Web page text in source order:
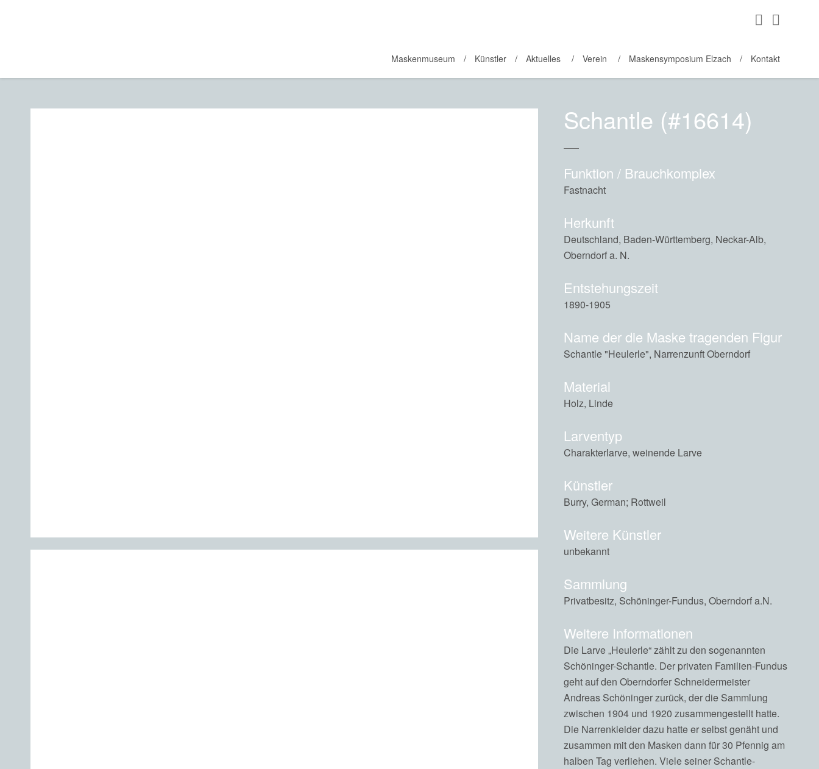
Maskenmuseum Künstler Aktuelles Verein Maskensymposium Elzach Kontakt
Schantle (#16614)
Funktion / Brauchkomplex
Fastnacht
Herkunft
Deutschland, Baden-Württemberg, Neckar-Alb,
Oberndorf a. N.
Entstehungszeit
1890-1905
Name der die Maske tragenden Figur
Schantle "Heulerle", Narrenzunft Oberndorf
Material
Holz, Linde
Larventyp
Charakterlarve, weinende Larve
Künstler
Burry, German; Rottweil
Weitere Künstler
unbekannt
Sammlung
Privatbesitz, Schöninger-Fundus, Oberndorf a.N.
Weitere Informationen
Die Larve „Heulerle“ zählt zu den sogenannten
Schöninger-Schantle. Der privaten Familien-Fundus
geht auf den Oberndorfer Schneidermeister
Andreas Schöninger zurück, der die Sammlung
zwischen 1904 und 1920 zusammengestellt hatte.
Die Narrenkleider dazu hatte er selbst genäht und
zusammen mit den Masken dann für 30 Pfennig am
halben Tag verliehen. Viele seiner Schantle-